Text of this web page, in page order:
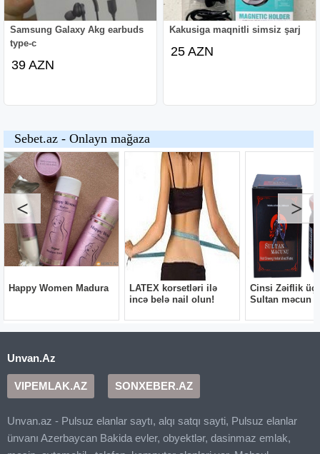
Samsung Galaxy Akg earbuds
type-c
39 AZN
Kakusiga maqnitli simsiz şarj
25 AZN
Unvan.Az
VIPEMLAK.AZ SONXEBER.AZ
Unvan.az - Pulsuz elanlar saytı, alqı satqı sayti, Pulsuz elanlar
ünvanı Azerbaycan Bakida evler, obyektlər, dasinmaz emlak,